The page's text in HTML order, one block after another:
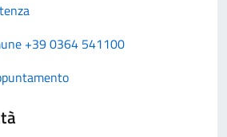
+39 0364 541100